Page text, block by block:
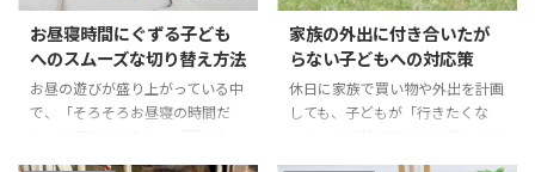
お昼寝時間にぐずる子ども
へのスムーズな切り替え方法
お昼の遊びが盛り上がっている中
で、「そろそろお昼寝の時間だ
家族の外出に付き合いたが
らない子どもへの対応策
休日に家族で買い物や外出を計画
しても、子どもが「行きたくな